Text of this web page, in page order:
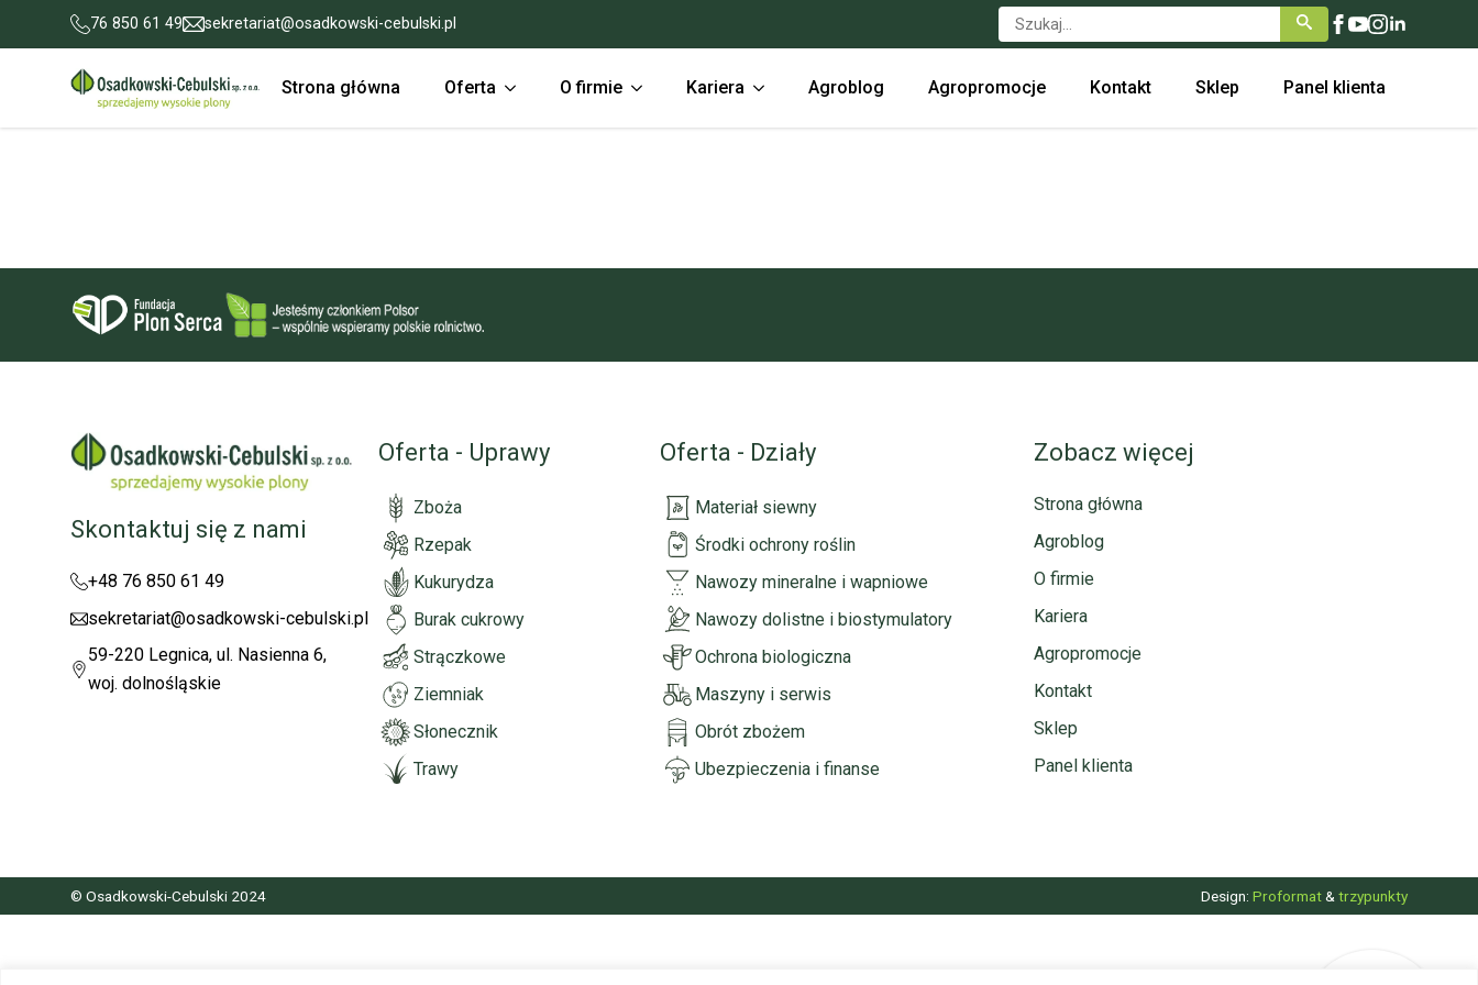
76 850 61 49 sekretariat@osadkowski-cebulski.pl Search
Strona główna Oferta O firmie Kariera Agroblog Agropromocje Kontakt Sklep Panel klienta
Skontaktuj się z nami
+48 76 850 61 49
sekretariat@osadkowski-cebulski.pl
59-220 Legnica, ul. Nasienna 6,
woj. dolnośląskie
Oferta - Uprawy
Zboża
Rzepak
Kukurydza
Burak cukrowy
Strączkowe
Ziemniak
Słonecznik
Trawy
Oferta - Działy
Materiał siewny
Środki ochrony roślin
Nawozy mineralne i wapniowe
Nawozy dolistne i biostymulatory
Ochrona biologiczna
Maszyny i serwis
Obrót zbożem
Ubezpieczenia i finanse
Zobacz więcej
Strona główna
Agroblog
O firmie
Kariera
Agropromocje
Kontakt
Sklep
Panel klienta
© Osadkowski-Cebulski 2024 Design: Proformat& trzypunkty